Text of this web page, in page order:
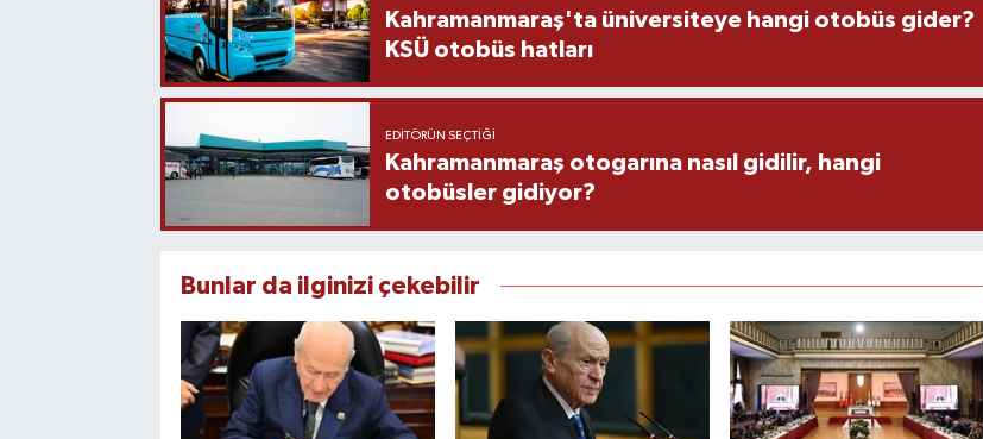
Kahramanmaraş'ta üniversiteye hangi otobüs gider?
KSÜ otobüs hatları
EDITÖRÜN SEÇTIĞI
Kahramanmaraş otogarına nasıl gidilir, hangi
otobüsler gidiyor?
Bunlar da ilginizi çekebilir